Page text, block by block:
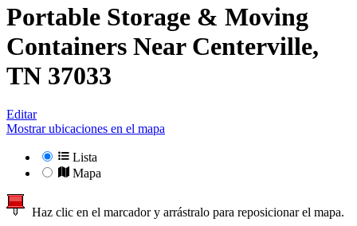
Portable Storage & Moving
Containers Near Centerville,
TN 37033
Editar
Mostrar ubicaciones en el mapa
Lista
Mapa
Haz clic en el marcador y arrástralo para reposicionar el mapa.